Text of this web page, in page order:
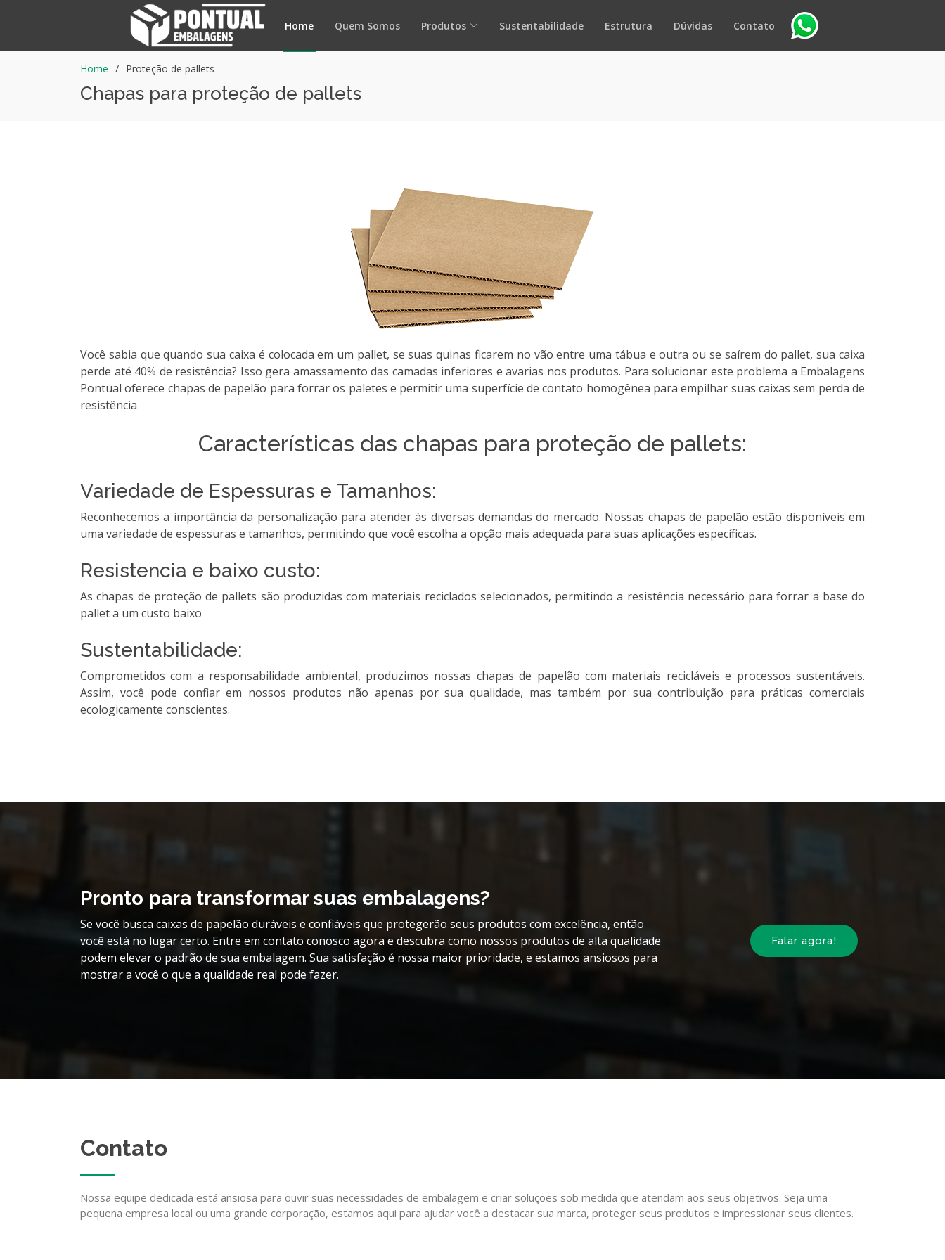
Home Quem Somos Produtos Sustentabilidade Estrutura Dúvidas Contato
Home Proteção de pallets
Chapas para proteção de pallets
Você sabia que quando sua caixa é colocada em um pallet, se suas quinas ficarem no vão entre uma tábua e outra ou se saírem do pallet, sua caixa
perde até 40% de resistência? Isso gera amassamento das camadas inferiores e avarias nos produtos. Para solucionar este problema a Embalagens
Pontual oferece chapas de papelão para forrar os paletes e permitir uma superfície de contato homogênea para empilhar suas caixas sem perda de
resistência
Características das chapas para proteção de pallets:
Variedade de Espessuras e Tamanhos:
Reconhecemos a importância da personalização para atender às diversas demandas do mercado. Nossas chapas de papelão estão disponíveis em
uma variedade de espessuras e tamanhos, permitindo que você escolha a opção mais adequada para suas aplicações específicas.
Resistencia e baixo custo:
As chapas de proteção de pallets são produzidas com materiais reciclados selecionados, permitindo a resistência necessário para forrar a base do
pallet a um custo baixo
Sustentabilidade:
Comprometidos com a responsabilidade ambiental, produzimos nossas chapas de papelão com materiais recicláveis e processos sustentáveis.
Assim, você pode confiar em nossos produtos não apenas por sua qualidade, mas também por sua contribuição para práticas comerciais
ecologicamente conscientes.
Pronto para transformar suas embalagens?
Se você busca caixas de papelão duráveis e confiáveis que protegerão seus produtos com excelência, então
você está no lugar certo. Entre em contato conosco agora e descubra como nossos produtos de alta qualidade
podem elevar o padrão de sua embalagem. Sua satisfação é nossa maior prioridade, e estamos ansiosos para
mostrar a você o que a qualidade real pode fazer.
Falar agora!
Contato
Nossa equipe dedicada está ansiosa para ouvir suas necessidades de embalagem e criar soluções sob medida que atendam aos seus objetivos. Seja uma
pequena empresa local ou uma grande corporação, estamos aqui para ajudar você a destacar sua marca, proteger seus produtos e impressionar seus clientes.